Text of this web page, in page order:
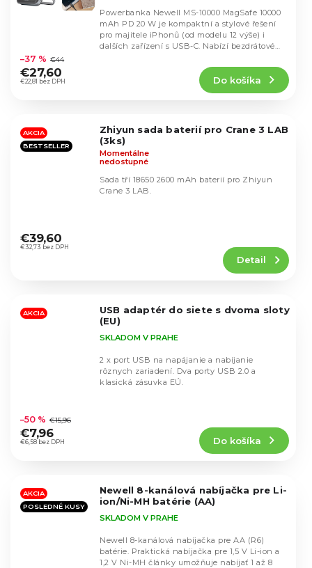
hodnotenie
produktu
je
hviezdičiek.
€22,81 bez DPH
–37 % €44
€27,60
Do košíka
Powerbanka Newell MS-10000 MagSafe 10000
mAh PD 20 W je kompaktní a stylové řešení
pro majitele iPhonů (od modelu 12 výše) i
dalších zařízení s USB-C. Nabízí bezdrátové
AKCIA
BESTSELLER
Zhiyun sada baterií pro Crane 3 LAB
(3ks)
hodnotenie
produktu
hviezdičiek.
Momentálne
nedostupné
€32,73 bez DPH
€39,60
Detail
Sada tří 18650 2600 mAh baterií pro Zhiyun
Crane 3 LAB.
AKCIA
USB adaptér do siete s dvoma sloty
(EU)
hodnotenie
produktu
je
hviezdičiek.
SKLADOM V PRAHE
€6,58 bez DPH
–50 % €15,96
€7,96
Do košíka
2 x port USB na napájanie a nabíjanie
rôznych zariadení. Dva porty USB 2.0 a
klasická zásuvka EÚ.
AKCIA
POSLEDNÉ KUSY
Newell 8-kanálová nabíjačka pre Li-
ion/Ni-MH batérie (AA)
SKLADOM V PRAHE
Newell 8-kanálová nabíjačka pre AA (R6)
batérie. Praktická nabíjačka pre 1,5 V Li-ion a
1,2 V Ni-MH články umožňuje nabíjať 1 až 8